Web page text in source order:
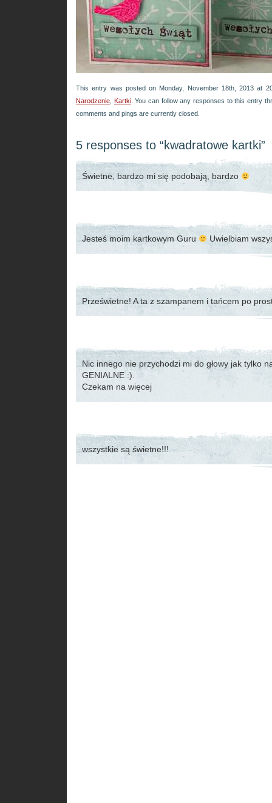
This entry was posted on Monday, November 18th, 2013 at
Narodzenie
Kartki. You can follow any responses to this entry
comments and pings are currently closed.
5 responses to “kwadratowe kartki”
Świetne, bardzo mi się podobają, bardzo
Jesteś moim kartkowym Guru Uwielbiam
Prześwietne! A ta z szampanem i tańcem po
Nic innego nie przychodzi mi do głowy jak tylko
GENIALNE :).
Czekam na więcej
wszystkie są świetne!!!